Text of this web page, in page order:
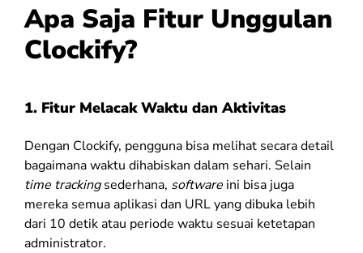
Apa Saja Fitur Unggulan
Clockify?
1. Fitur Melacak Waktu dan Aktivitas
Dengan Clockify, pengguna bisa melihat secara detail
bagaimana waktu dihabiskan dalam sehari. Selain
time trackingsederhana, software ini bisa juga
mereka semua aplikasi dan URL yang dibuka lebih
dari 10 detik atau periode waktu sesuai ketetapan
administrator.